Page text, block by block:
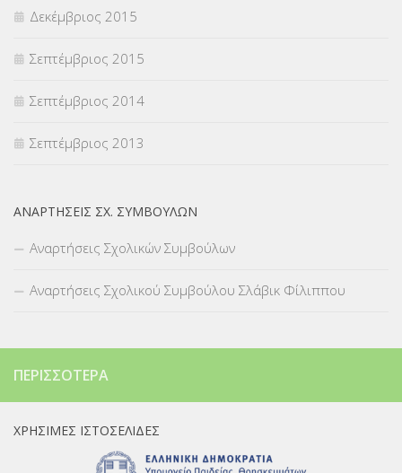
Δεκέμβριος 2015
Σεπτέμβριος 2015
Σεπτέμβριος 2014
Σεπτέμβριος 2013
ΑΝΑΡΤΉΣΕΙΣ ΣΧ. ΣΥΜΒΟΎΛΩΝ
Αναρτήσεις Σχολικών Συμβούλων
Αναρτήσεις Σχολικού Συμβούλου Σλάβικ Φίλιππου
ΠΕΡΙΣΣΌΤΕΡΑ
ΧΡΉΣΙΜΕΣ ΙΣΤΟΣΕΛΊΔΕΣ